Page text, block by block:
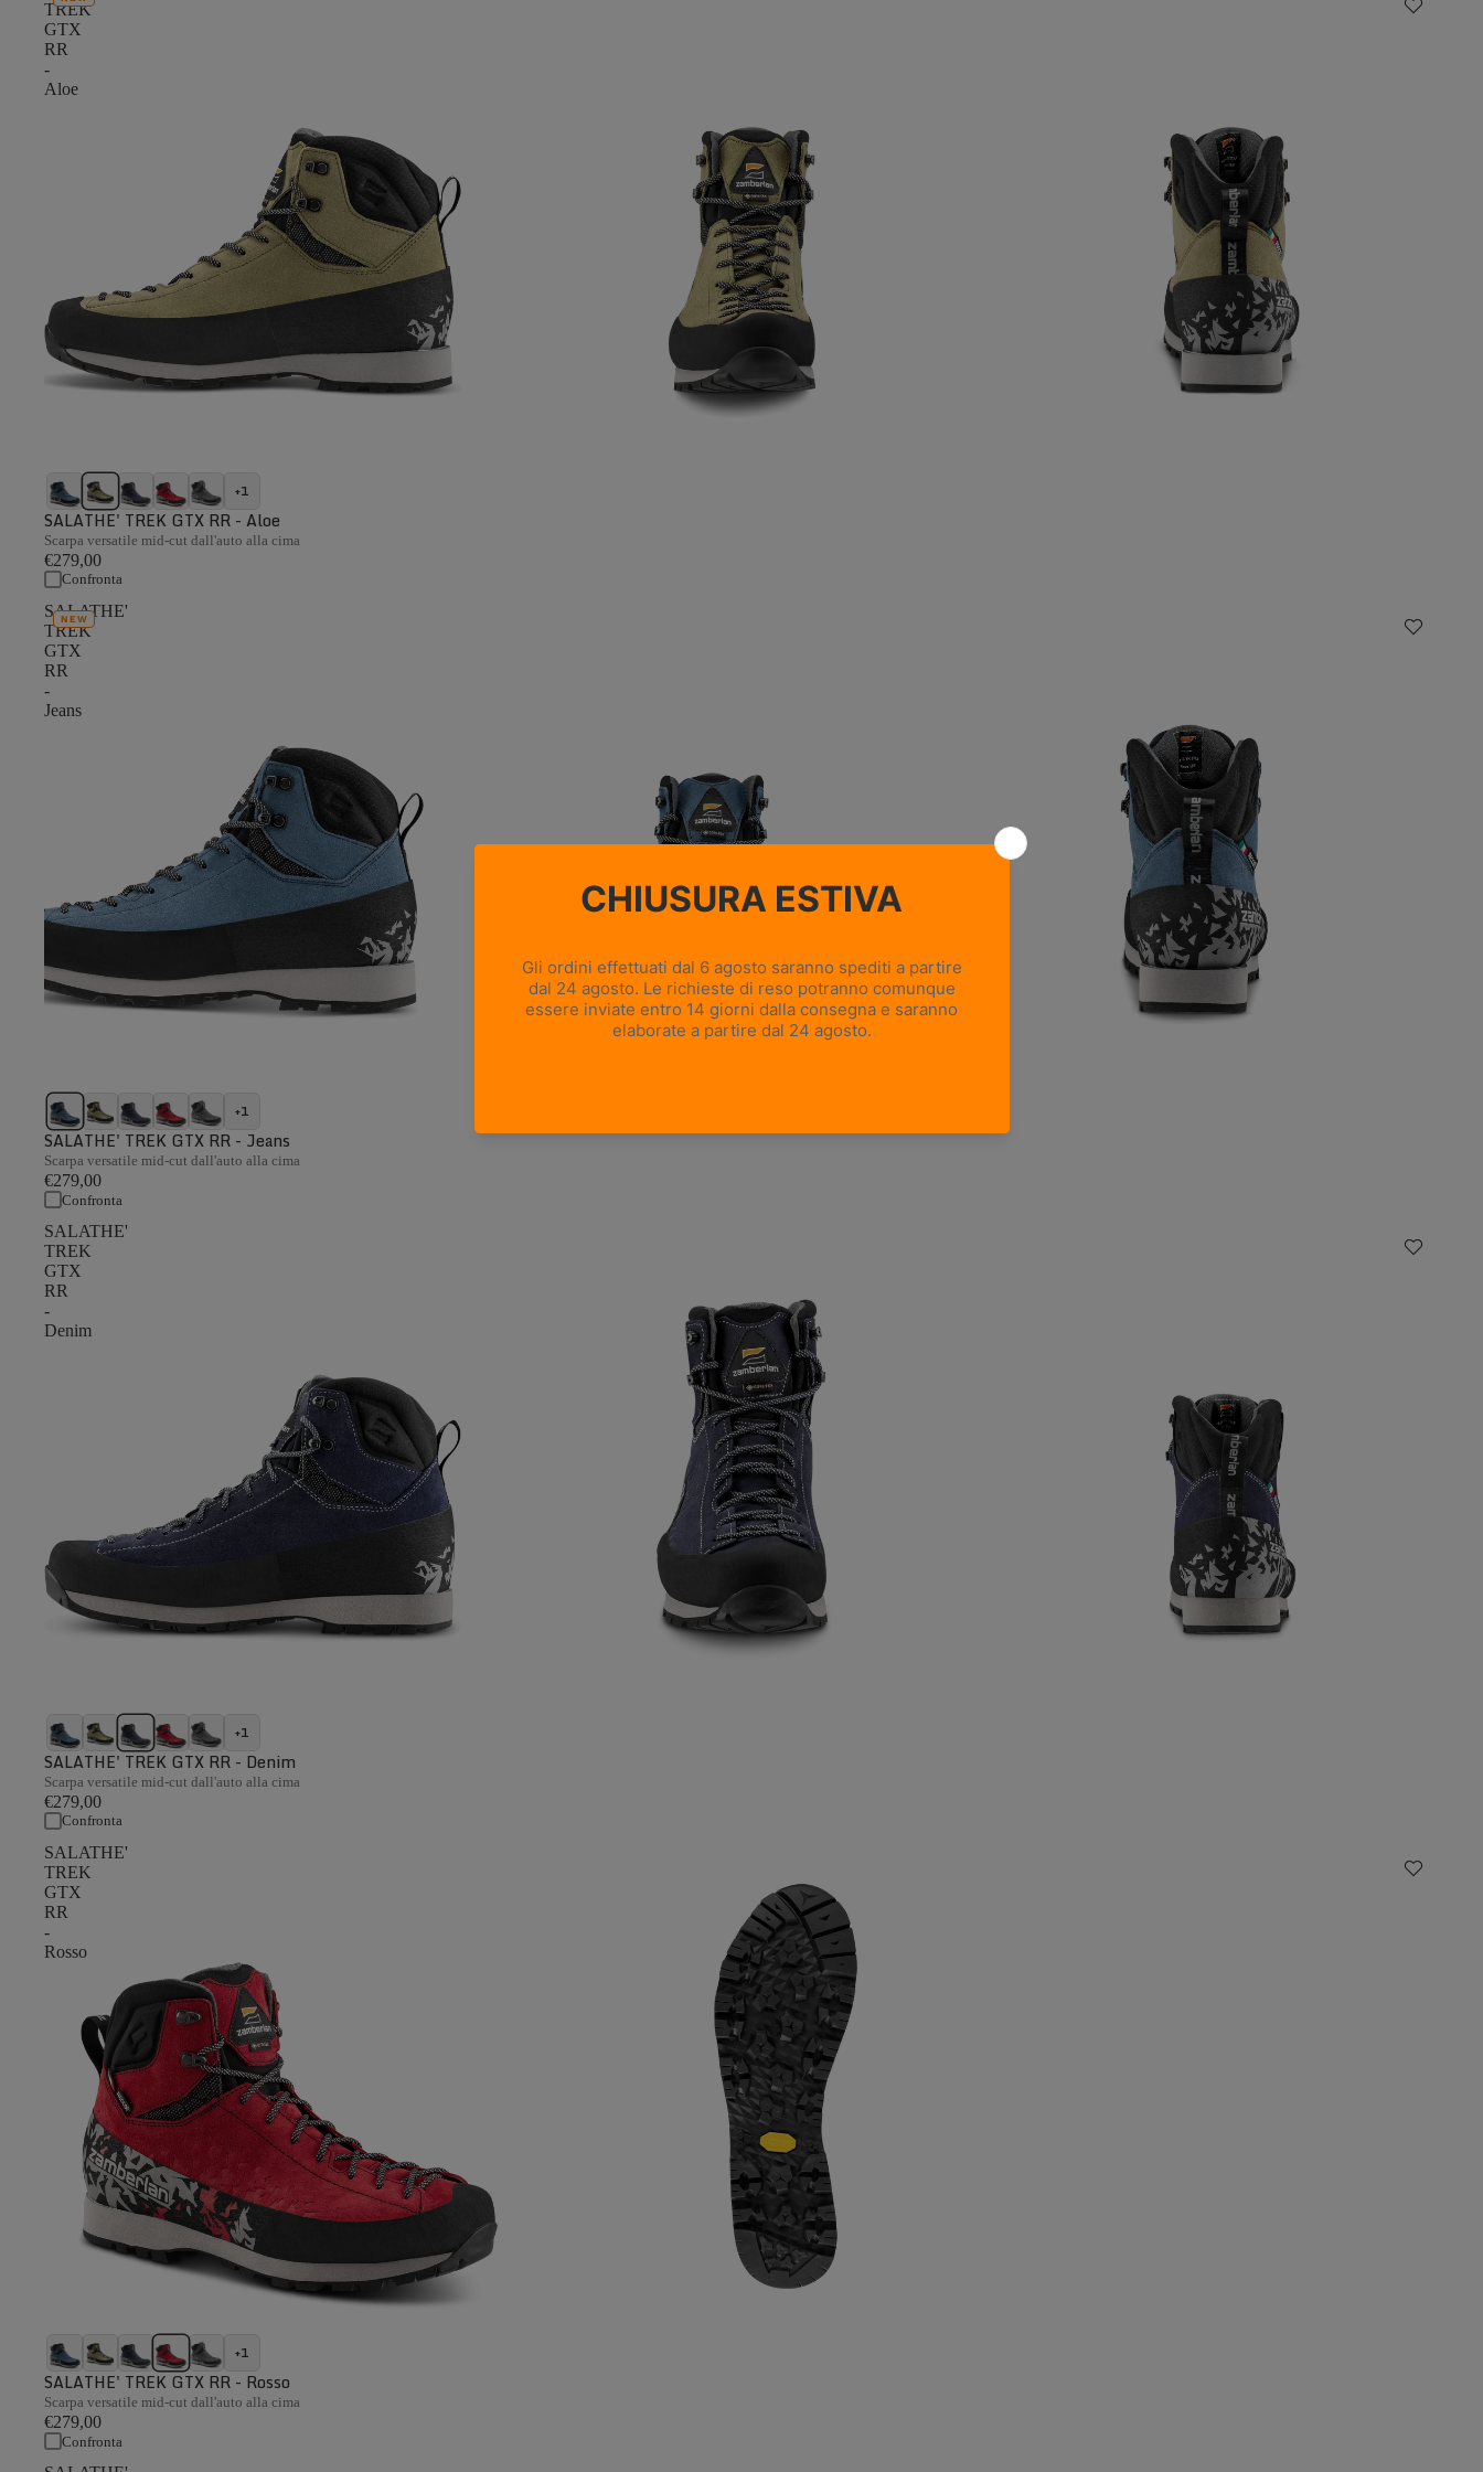
TREK
GTX
RR
-
Aloe
+1
SALATHE' TREK GTX RR - Aloe
Scarpa versatile mid-cut dall'auto alla cima
€279,00
Confronta
SALATHE'
TREK
GTX
RR
-
Jeans
NEW
+1
SALATHE' TREK GTX RR - Jeans
Scarpa versatile mid-cut dall'auto alla cima
€279,00
Confronta
SALATHE'
TREK
GTX
RR
-
Denim
+1
SALATHE' TREK GTX RR - Denim
Scarpa versatile mid-cut dall'auto alla cima
€279,00
Confronta
SALATHE'
TREK
GTX
RR
-
Rosso
+1
SALATHE' TREK GTX RR - Rosso
Scarpa versatile mid-cut dall'auto alla cima
€279,00
Confronta